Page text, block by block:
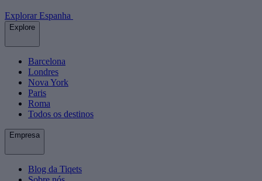
Explorar Espanha
Explore
Barcelona
Londres
Nova York
Paris
Roma
Todos os destinos
Empresa
Blog da Tiqets